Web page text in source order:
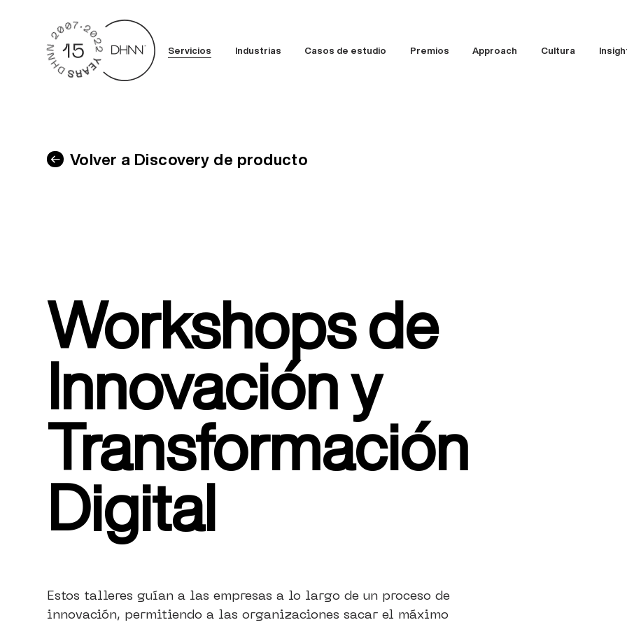
Servicios Industrias Casos de estudio Premios Approach Cultura
Volver a Discovery de producto
Workshops de
Innovación y
Transformación
Digital
Estos talleres guían a las empresas a lo largo de un proceso de
innovación, permitiendo a las organizaciones sacar el máximo